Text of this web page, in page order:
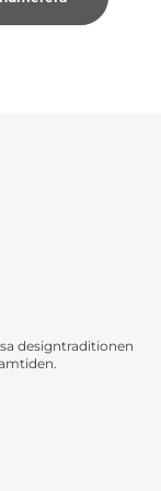
designtraditionen